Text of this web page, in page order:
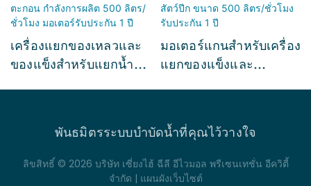
เครื่องแยกของเหลวและ
ของแข็งสำหรับแยกน้ำ
มอเตอร์แกนสำหรับเครื่อง
แยกของแข็งและ
ประกัน 1 ปี
พันธมิตรระบบบำบัดน้ำที่คุณไว้วางใจ
ลิขสิทธิ์ © 2026 บริษัท เซี่ยงไฮ้ ฉีลี อีไวมอล พรีเซนเทชั่น อีควิตี้
จำกัด | แผนผังเว็บไซต์